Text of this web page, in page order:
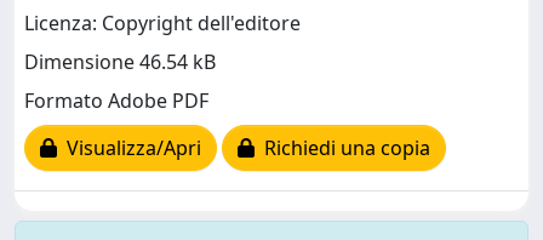
Licenza: Copyright dell'editore
Dimensione 46.54 kB
Formato Adobe PDF
Visualizza/Apri
Richiedi una copia